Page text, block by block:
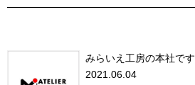
みらいえ工房の本社です
2021.06.04